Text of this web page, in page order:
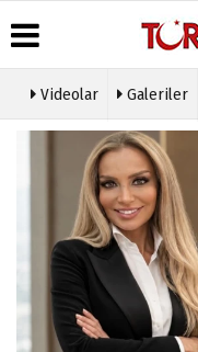
Üye Paneli
Haber
Arşivi
Gazete
Arşivi
Günün
Haberleri
Videolar Galeriler